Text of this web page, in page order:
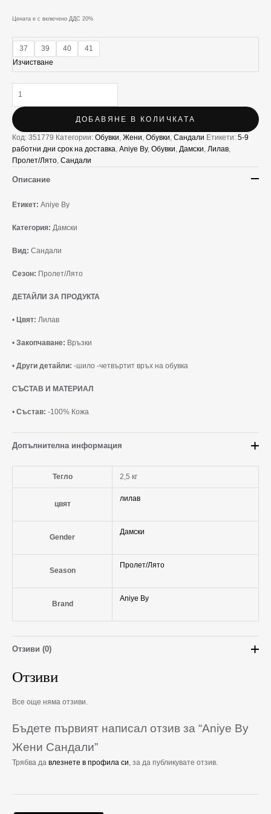
Цената е с включено ДДС 20%
37 39 40
41
Изчистване
ДОБАВЯНЕ В КОЛИЧКАТА
Код: 351779 Категории: Oбувки Жени Обувки Сандали Етикети: 5-9
работни дни срок на доставка Aniye By, Oбувки Дамски Лилав
Пролет/Лято Сандали
Описание
Етикет: Aniye By
Категория: Дамски
Вид: Сандали
Сезон: Пролет/Лято
ДЕТАЙЛИ ЗА ПРОДУКТА
• Цвят: Лилав
• Закопчаване: Връзки
• Други детайли: -шило -четвъртит връх на обувка
СЪСТАВ И МАТЕРИАЛ
• Състав: -100% Кожа
Допълнителна информация
Тегло 2,5 кг
цвят
лилав
Gender
Дамски
Season
Пролет/Лято
Brand
Aniye By
Отзиви (0)
Отзиви
Все още няма отзиви.
Бъдете първият написал отзив за “Aniye By
Жени Сандали”
Трябва да влезнете в профила си , за да публикувате отзив.